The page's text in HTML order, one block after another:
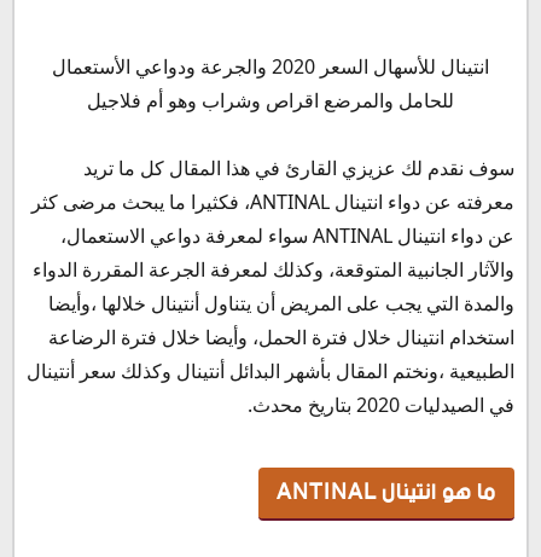
ما هو انتينال ANTINAL
دواعى استعمال انتينال اقراص ANTINAL
جرعة انتينال للكبار والأطفال
جرعة انتينال للأسهال للأطفال الرضع
جرعة انتينال للاطفال عمر 6 شهور وحتى 6 سنين
طريقة اعطاء دواء انتينال شراب للاطفال والكبار
أنتينال والحمل
أنتينال اقراص مع الرضاعة الطبيعية
انتينال ام فلاجيل
مميزات دواء الانتينال
بدائل دواء انتينال اقراص وشراب
سعر أنتينال 2020 في مصر أقراص وشراب
انتينال للأسهال السعر 2020 والجرعة ودواعي الأستعمال
للحامل والمرضع اقراص وشراب وهو أم فلاجيل
سوف نقدم لك عزيزي القارئ في هذا المقال كل ما تريد
معرفته عن دواء انتينال ANTINAL، فكثيرا ما يبحث مرضى كثر
عن دواء انتينال ANTINAL سواء لمعرفة دواعي الاستعمال،
والآثار الجانبية المتوقعة، وكذلك لمعرفة الجرعة المقررة الدواء
والمدة التي يجب على المريض أن يتناول أنتينال خلالها ،وأيضا
استخدام انتينال خلال فترة الحمل، وأيضا خلال فترة الرضاعة
الطبيعية ،ونختم المقال بأشهر البدائل أنتينال وكذلك سعر أنتينال
في الصيدليات 2020 بتاريخ محدث.
ما هو انتينال ANTINAL